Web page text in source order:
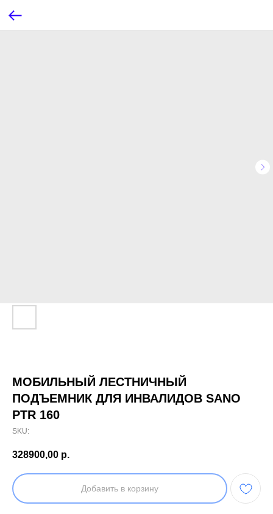
МОБИЛЬНЫЙ ЛЕСТНИЧНЫЙ
ПОДЪЕМНИК ДЛЯ ИНВАЛИДОВ SANO
PTR 160
SKU:
328900,00 р.
Добавить в корзину